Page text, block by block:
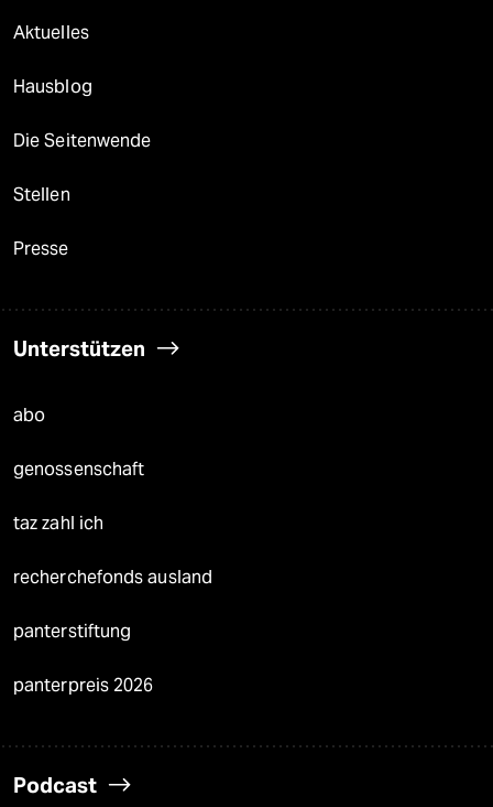
Aktuelles
Hausblog
Die Seitenwende
Stellen
Presse
Unterstützen
abo
genossenschaft
taz zahl ich
recherchefonds ausland
panterstiftung
panterpreis 2026
Podcast